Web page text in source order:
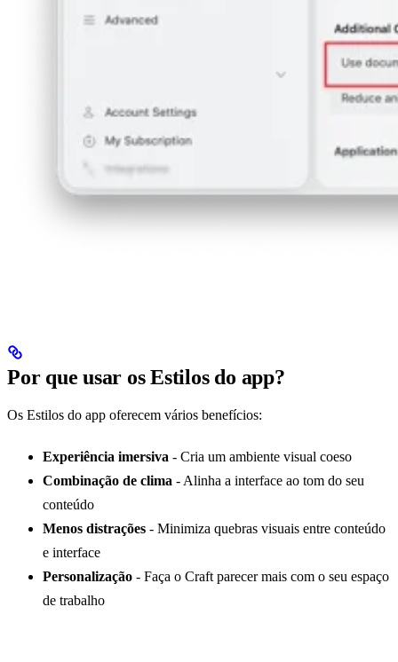
Por que usar os Estilos do app?
Os Estilos do app oferecem vários benefícios:
Experiência imersiva - Cria um ambiente visual coeso
Combinação de clima - Alinha a interface ao tom do seu
conteúdo
Menos distrações - Minimiza quebras visuais entre conteúdo
e interface
Personalização - Faça o Craft parecer mais com o seu espaço
de trabalho